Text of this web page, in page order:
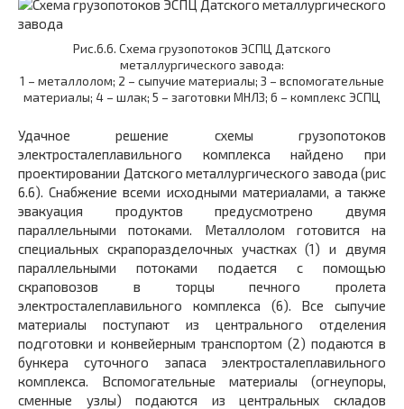
Рис.6.6. Схема грузопотоков ЭСПЦ Датского
металлургического завода:
1 – металлолом; 2 – сыпучие материалы; 3 – вспомогательные
материалы; 4 – шлак; 5 – заготовки МНЛЗ; 6 – комплекс ЭСПЦ
Удачное решение схемы грузопотоков
электросталеплавильного комплекса найдено при
проектировании Датского металлургического завода (рис
6.6). Снабжение всеми исходными материалами, а также
эвакуация продуктов предусмотрено двумя
параллельными потоками. Металлолом готовится на
специальных скрапоразделочных участках (1) и двумя
параллельными потоками подается с помощью
скраповозов в торцы печного пролета
электросталеплавильного комплекса (6). Все сыпучие
материалы поступают из центрального отделения
подготовки и конвейерным транспортом (2) подаются в
бункера суточного запаса электросталеплавильного
комплекса. Вспомогательные материалы (огнеупоры,
сменные узлы) подаются из центральных складов